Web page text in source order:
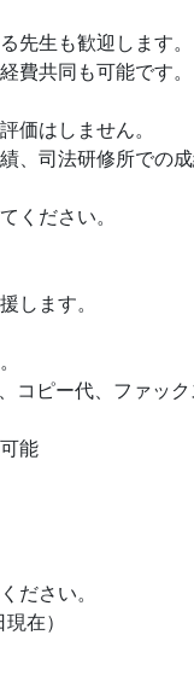
先生も歓迎します。
費共同も可能です。
価はしません。
、司法研修所での成
ください。
します。
ピー代、ファック
能
ださい。
在）